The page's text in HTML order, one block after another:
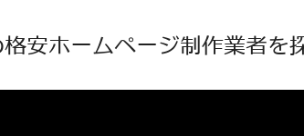
安ホームページ制作業者を